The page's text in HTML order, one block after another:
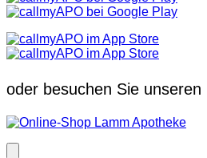
oder besuchen Sie unseren